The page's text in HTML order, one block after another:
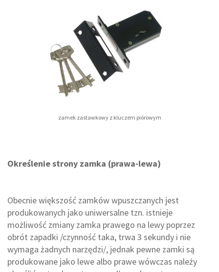
zamek zastawkowy z kluczem piórowym
Określenie strony zamka (prawa-lewa)
Obecnie większość zamków wpuszczanych jest
produkowanych jako uniwersalne tzn. istnieje
możliwość zmiany zamka prawego na lewy poprzez
obrót zapadki /czynność taka, trwa 3 sekundy i nie
wymaga żadnych narzędzi/, jednak pewne zamki są
produkowane jako lewe albo prawe wówczas należy